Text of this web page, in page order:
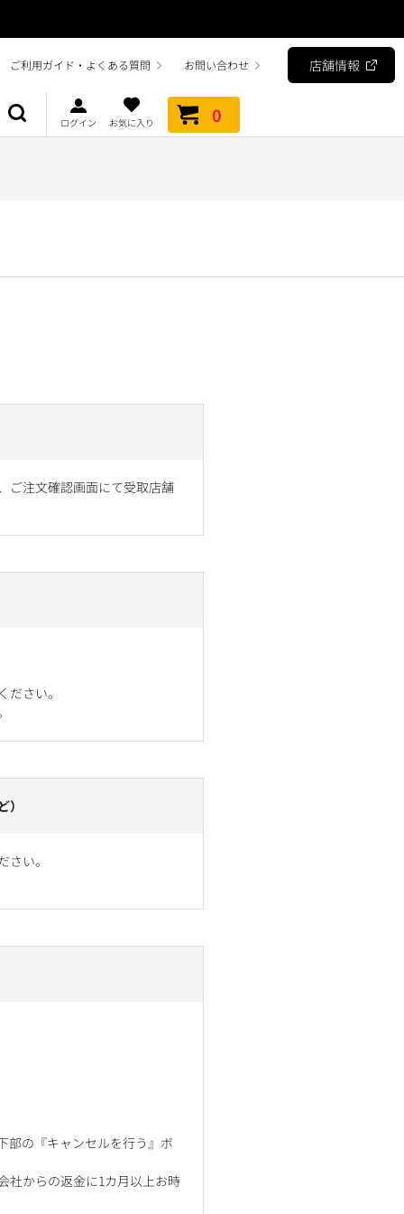
ご利用ガイド・よくある質問 お問い合わせ 店舗情報
ログイン お気に入り 0
ご注文確認画面にて受取店舗
さい。
い。
部の『キャンセルを行う』ボ
社からの返金に1カ月以上お時